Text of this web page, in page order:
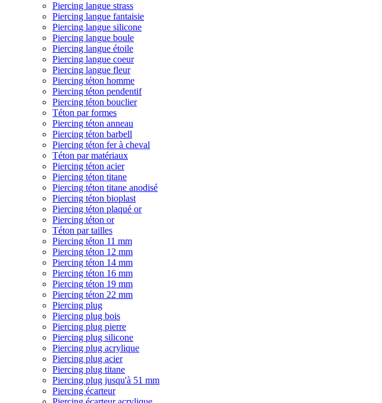
Piercing langue strass
Piercing langue fantaisie
Piercing langue silicone
Piercing langue boule
Piercing langue étoile
Piercing langue coeur
Piercing langue fleur
Piercing téton homme
Piercing téton pendentif
Piercing téton bouclier
Téton par formes
Piercing téton anneau
Piercing téton barbell
Piercing téton fer à cheval
Téton par matériaux
Piercing téton acier
Piercing téton titane
Piercing téton titane anodisé
Piercing téton bioplast
Piercing téton plaqué or
Piercing téton or
Téton par tailles
Piercing téton 11 mm
Piercing téton 12 mm
Piercing téton 14 mm
Piercing téton 16 mm
Piercing téton 19 mm
Piercing téton 22 mm
Piercing plug
Piercing plug bois
Piercing plug pierre
Piercing plug silicone
Piercing plug acrylique
Piercing plug acier
Piercing plug titane
Piercing plug jusqu'à 51 mm
Piercing écarteur